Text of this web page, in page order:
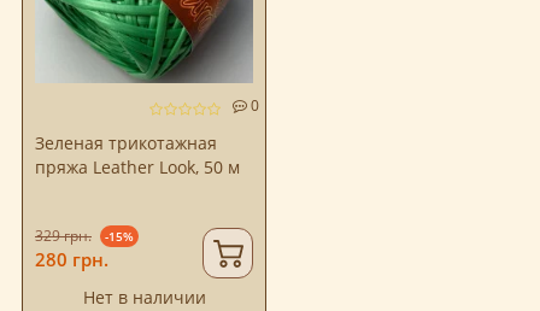
0
Зеленая трикотажная
пряжа Leather Look, 50 м
329 грн. -15%
280 грн.
Нет в наличии